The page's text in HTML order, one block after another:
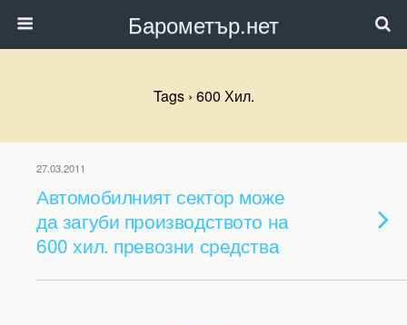
Барометър.нет
Tags › 600 Хил.
27.03.2011
Автомобилният сектор може
да загуби производството на
600 хил. превозни средства